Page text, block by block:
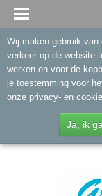
Wij maken gebruik
verkeer op de website
werken en voor de
je toestemming voor
onze privacy- en
Ja, ik